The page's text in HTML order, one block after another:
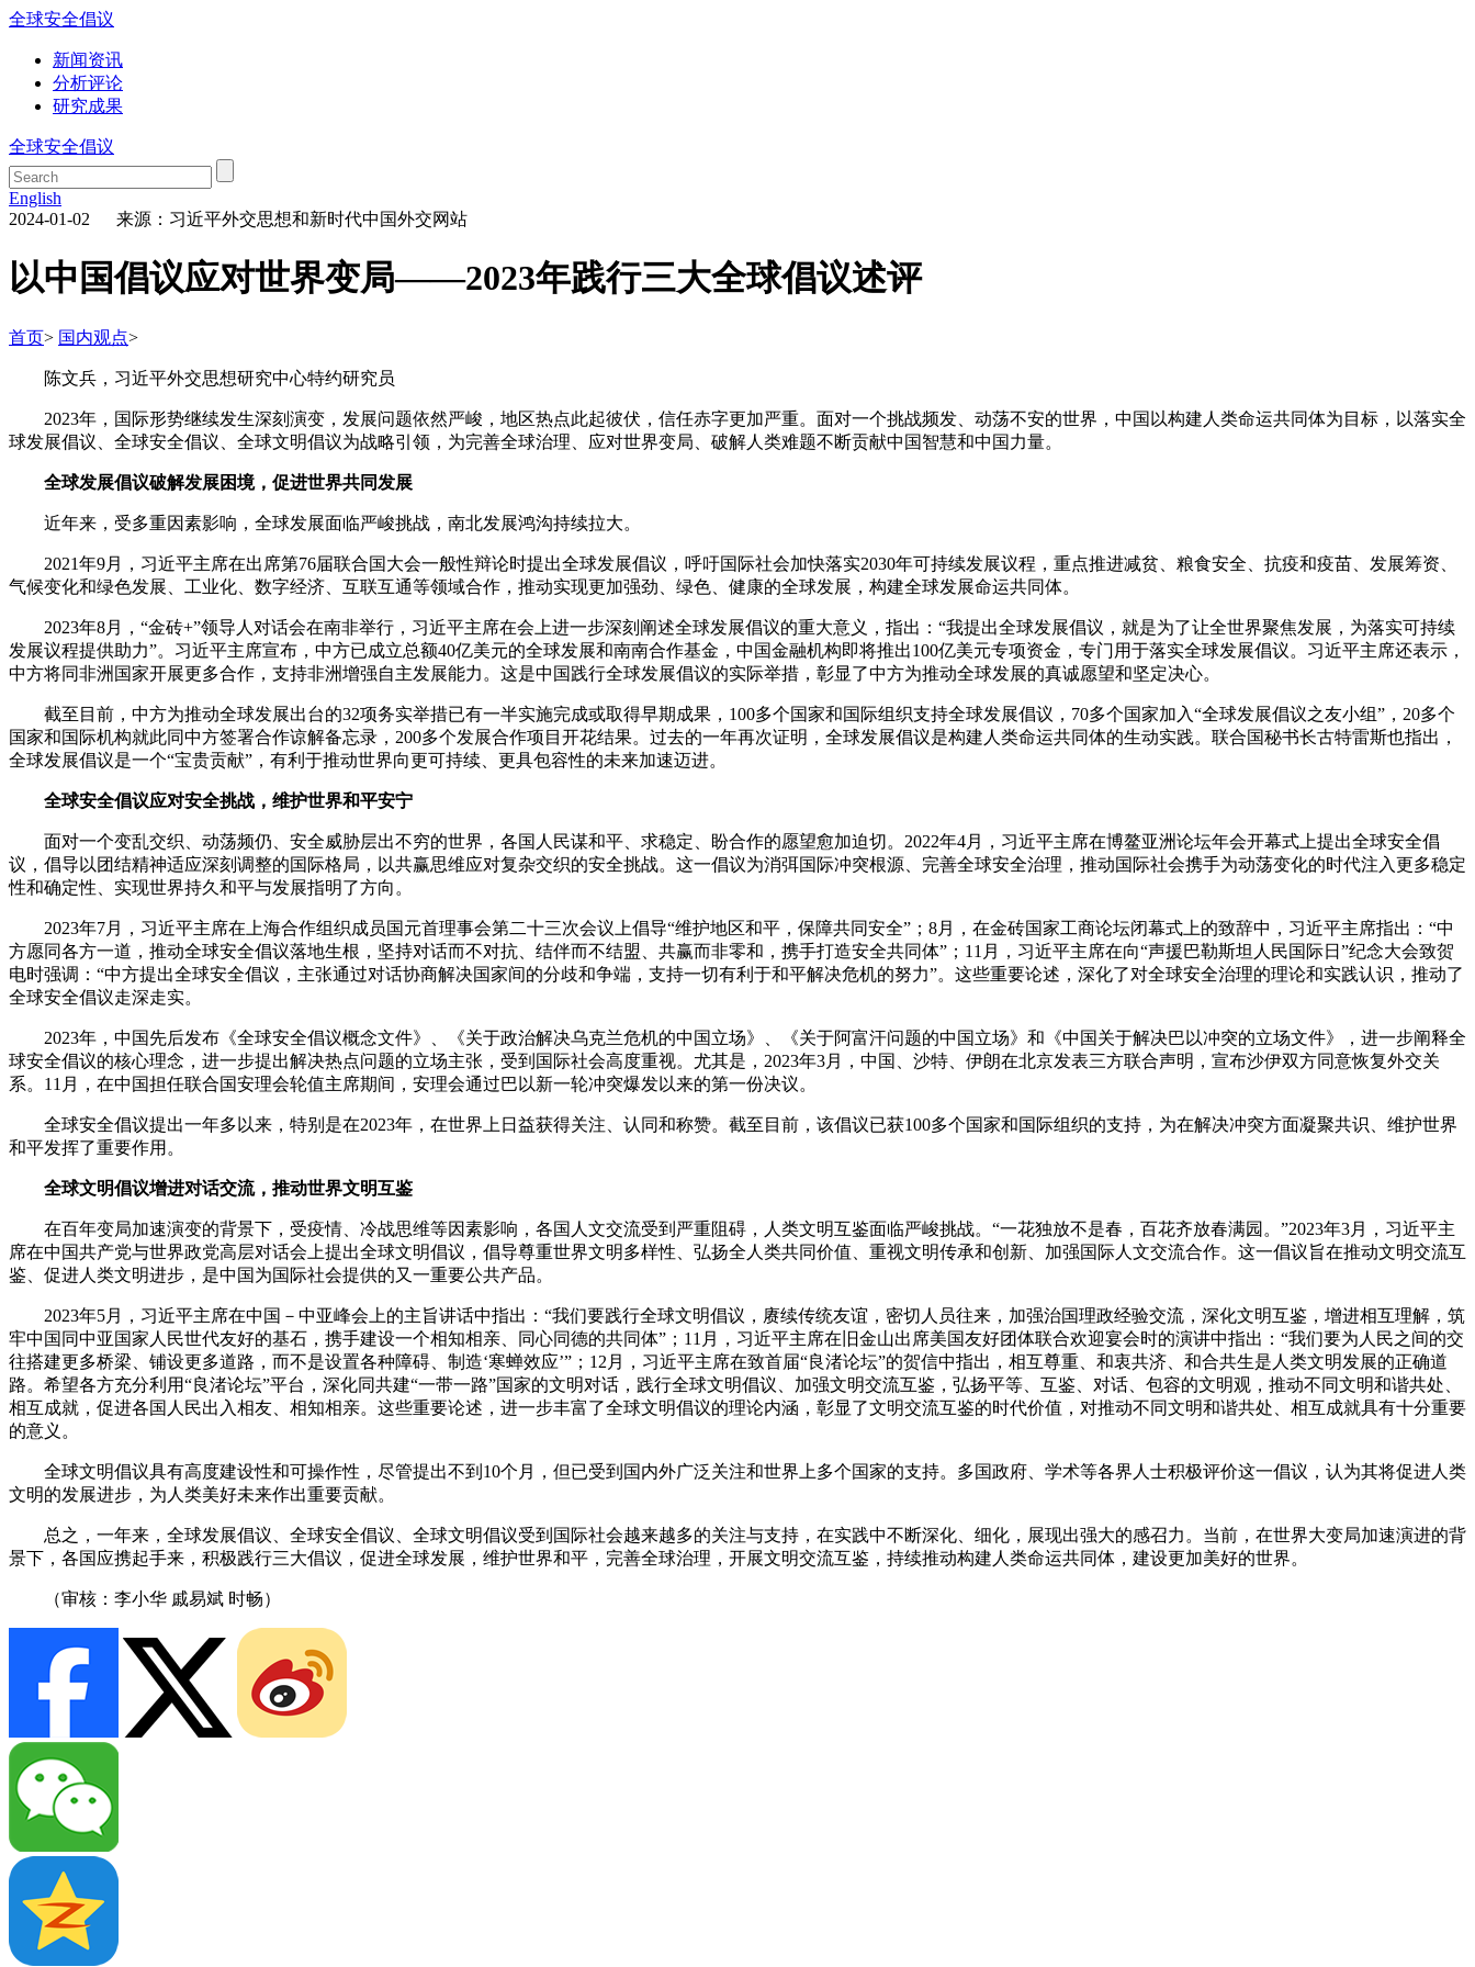
全球安全倡议
新闻资讯
分析评论
研究成果
全球安全倡议
English
2024-01-02 来源：习近平外交思想和新时代中国外交网站
以中国倡议应对世界变局——2023年践行三大全球倡议述评
首页> 国内观点>
陈文兵，习近平外交思想研究中心特约研究员
2023年，国际形势继续发生深刻演变，发展问题依然严峻，地区热点此起彼伏，信任赤字更加严重。面对一个挑战频发、动荡不安的世界，中国以构建人类命运共同体为目标，以落实全
球发展倡议、全球安全倡议、全球文明倡议为战略引领，为完善全球治理、应对世界变局、破解人类难题不断贡献中国智慧和中国力量。
全球发展倡议破解发展困境，促进世界共同发展
近年来，受多重因素影响，全球发展面临严峻挑战，南北发展鸿沟持续拉大。
2021年9月，习近平主席在出席第76届联合国大会一般性辩论时提出全球发展倡议，呼吁国际社会加快落实2030年可持续发展议程，重点推进减贫、粮食安全、抗疫和疫苗、发展筹资、
气候变化和绿色发展、工业化、数字经济、互联互通等领域合作，推动实现更加强劲、绿色、健康的全球发展，构建全球发展命运共同体。
2023年8月，“金砖+”领导人对话会在南非举行，习近平主席在会上进一步深刻阐述全球发展倡议的重大意义，指出：“我提出全球发展倡议，就是为了让全世界聚焦发展，为落实可持续
发展议程提供助力”。习近平主席宣布，中方已成立总额40亿美元的全球发展和南南合作基金，中国金融机构即将推出100亿美元专项资金，专门用于落实全球发展倡议。习近平主席还表示，
中方将同非洲国家开展更多合作，支持非洲增强自主发展能力。这是中国践行全球发展倡议的实际举措，彰显了中方为推动全球发展的真诚愿望和坚定决心。
截至目前，中方为推动全球发展出台的32项务实举措已有一半实施完成或取得早期成果，100多个国家和国际组织支持全球发展倡议，70多个国家加入“全球发展倡议之友小组”，20多个
国家和国际机构就此同中方签署合作谅解备忘录，200多个发展合作项目开花结果。过去的一年再次证明，全球发展倡议是构建人类命运共同体的生动实践。联合国秘书长古特雷斯也指出，
全球发展倡议是一个“宝贵贡献”，有利于推动世界向更可持续、更具包容性的未来加速迈进。
全球安全倡议应对安全挑战，维护世界和平安宁
面对一个变乱交织、动荡频仍、安全威胁层出不穷的世界，各国人民谋和平、求稳定、盼合作的愿望愈加迫切。2022年4月，习近平主席在博鳌亚洲论坛年会开幕式上提出全球安全倡
议，倡导以团结精神适应深刻调整的国际格局，以共赢思维应对复杂交织的安全挑战。这一倡议为消弭国际冲突根源、完善全球安全治理，推动国际社会携手为动荡变化的时代注入更多稳定
性和确定性、实现世界持久和平与发展指明了方向。
2023年7月，习近平主席在上海合作组织成员国元首理事会第二十三次会议上倡导“维护地区和平，保障共同安全”；8月，在金砖国家工商论坛闭幕式上的致辞中，习近平主席指出：“中
方愿同各方一道，推动全球安全倡议落地生根，坚持对话而不对抗、结伴而不结盟、共赢而非零和，携手打造安全共同体”；11月，习近平主席在向“声援巴勒斯坦人民国际日”纪念大会致贺
电时强调：“中方提出全球安全倡议，主张通过对话协商解决国家间的分歧和争端，支持一切有利于和平解决危机的努力”。这些重要论述，深化了对全球安全治理的理论和实践认识，推动了
全球安全倡议走深走实。
2023年，中国先后发布《全球安全倡议概念文件》、《关于政治解决乌克兰危机的中国立场》、《关于阿富汗问题的中国立场》和《中国关于解决巴以冲突的立场文件》，进一步阐释全
球安全倡议的核心理念，进一步提出解决热点问题的立场主张，受到国际社会高度重视。尤其是，2023年3月，中国、沙特、伊朗在北京发表三方联合声明，宣布沙伊双方同意恢复外交关
系。11月，在中国担任联合国安理会轮值主席期间，安理会通过巴以新一轮冲突爆发以来的第一份决议。
全球安全倡议提出一年多以来，特别是在2023年，在世界上日益获得关注、认同和称赞。截至目前，该倡议已获100多个国家和国际组织的支持，为在解决冲突方面凝聚共识、维护世界
和平发挥了重要作用。
全球文明倡议增进对话交流，推动世界文明互鉴
在百年变局加速演变的背景下，受疫情、冷战思维等因素影响，各国人文交流受到严重阻碍，人类文明互鉴面临严峻挑战。“一花独放不是春，百花齐放春满园。”2023年3月，习近平主
席在中国共产党与世界政党高层对话会上提出全球文明倡议，倡导尊重世界文明多样性、弘扬全人类共同价值、重视文明传承和创新、加强国际人文交流合作。这一倡议旨在推动文明交流互
鉴、促进人类文明进步，是中国为国际社会提供的又一重要公共产品。
2023年5月，习近平主席在中国－中亚峰会上的主旨讲话中指出：“我们要践行全球文明倡议，赓续传统友谊，密切人员往来，加强治国理政经验交流，深化文明互鉴，增进相互理解，筑
牢中国同中亚国家人民世代友好的基石，携手建设一个相知相亲、同心同德的共同体”；11月，习近平主席在旧金山出席美国友好团体联合欢迎宴会时的演讲中指出：“我们要为人民之间的交
往搭建更多桥梁、铺设更多道路，而不是设置各种障碍、制造‘寒蝉效应’”；12月，习近平主席在致首届“良渚论坛”的贺信中指出，相互尊重、和衷共济、和合共生是人类文明发展的正确道
路。希望各方充分利用“良渚论坛”平台，深化同共建“一带一路”国家的文明对话，践行全球文明倡议、加强文明交流互鉴，弘扬平等、互鉴、对话、包容的文明观，推动不同文明和谐共处、
相互成就，促进各国人民出入相友、相知相亲。这些重要论述，进一步丰富了全球文明倡议的理论内涵，彰显了文明交流互鉴的时代价值，对推动不同文明和谐共处、相互成就具有十分重要
的意义。
全球文明倡议具有高度建设性和可操作性，尽管提出不到10个月，但已受到国内外广泛关注和世界上多个国家的支持。多国政府、学术等各界人士积极评价这一倡议，认为其将促进人类
文明的发展进步，为人类美好未来作出重要贡献。
总之，一年来，全球发展倡议、全球安全倡议、全球文明倡议受到国际社会越来越多的关注与支持，在实践中不断深化、细化，展现出强大的感召力。当前，在世界大变局加速演进的背
景下，各国应携起手来，积极践行三大倡议，促进全球发展，维护世界和平，完善全球治理，开展文明交流互鉴，持续推动构建人类命运共同体，建设更加美好的世界。
（审核：李小华 戚易斌 时畅）